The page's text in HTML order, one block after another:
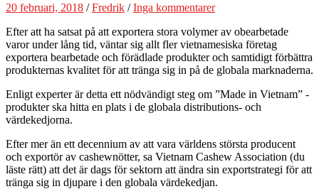
20 februari, 2018 /Fredrik /Inga kommentarer
Efter att ha satsat på att exportera stora volymer av obearbetade
varor under lång tid, väntar sig allt fler vietnamesiska företag
exportera bearbetade och förädlade produkter och samtidigt förbättra
produkternas kvalitet för att tränga sig in på de globala marknaderna.
Enligt experter är detta ett nödvändigt steg om ”Made in Vietnam” -
produkter ska hitta en plats i de globala distributions- och
värdekedjorna.
Efter mer än ett decennium av att vara världens största producent
och exportör av cashewnötter, sa Vietnam Cashew Association (du
läste rätt) att det är dags för sektorn att ändra sin exportstrategi för att
tränga sig in djupare i den globala värdekedjan.